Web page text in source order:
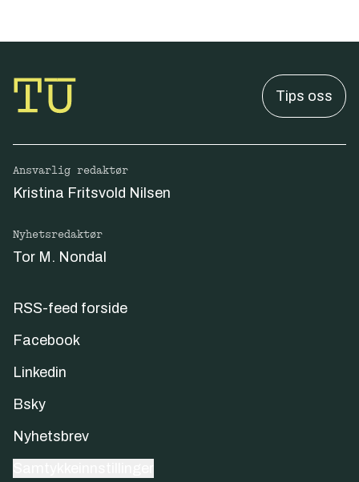
Tips oss
Ansvarlig redaktør
Kristina Fritsvold Nilsen
Nyhetsredaktør
Tor M. Nondal
RSS-feed forside
Facebook
Linkedin
Bsky
Nyhetsbrev